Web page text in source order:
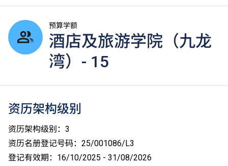
预算学额
酒店及旅游学院（九龙
湾）- 15
资历架构级别
资历架构级别：3
资历名册登记号码：25/001086/L3
登记有效期：16/10/2025 - 31/08/2026